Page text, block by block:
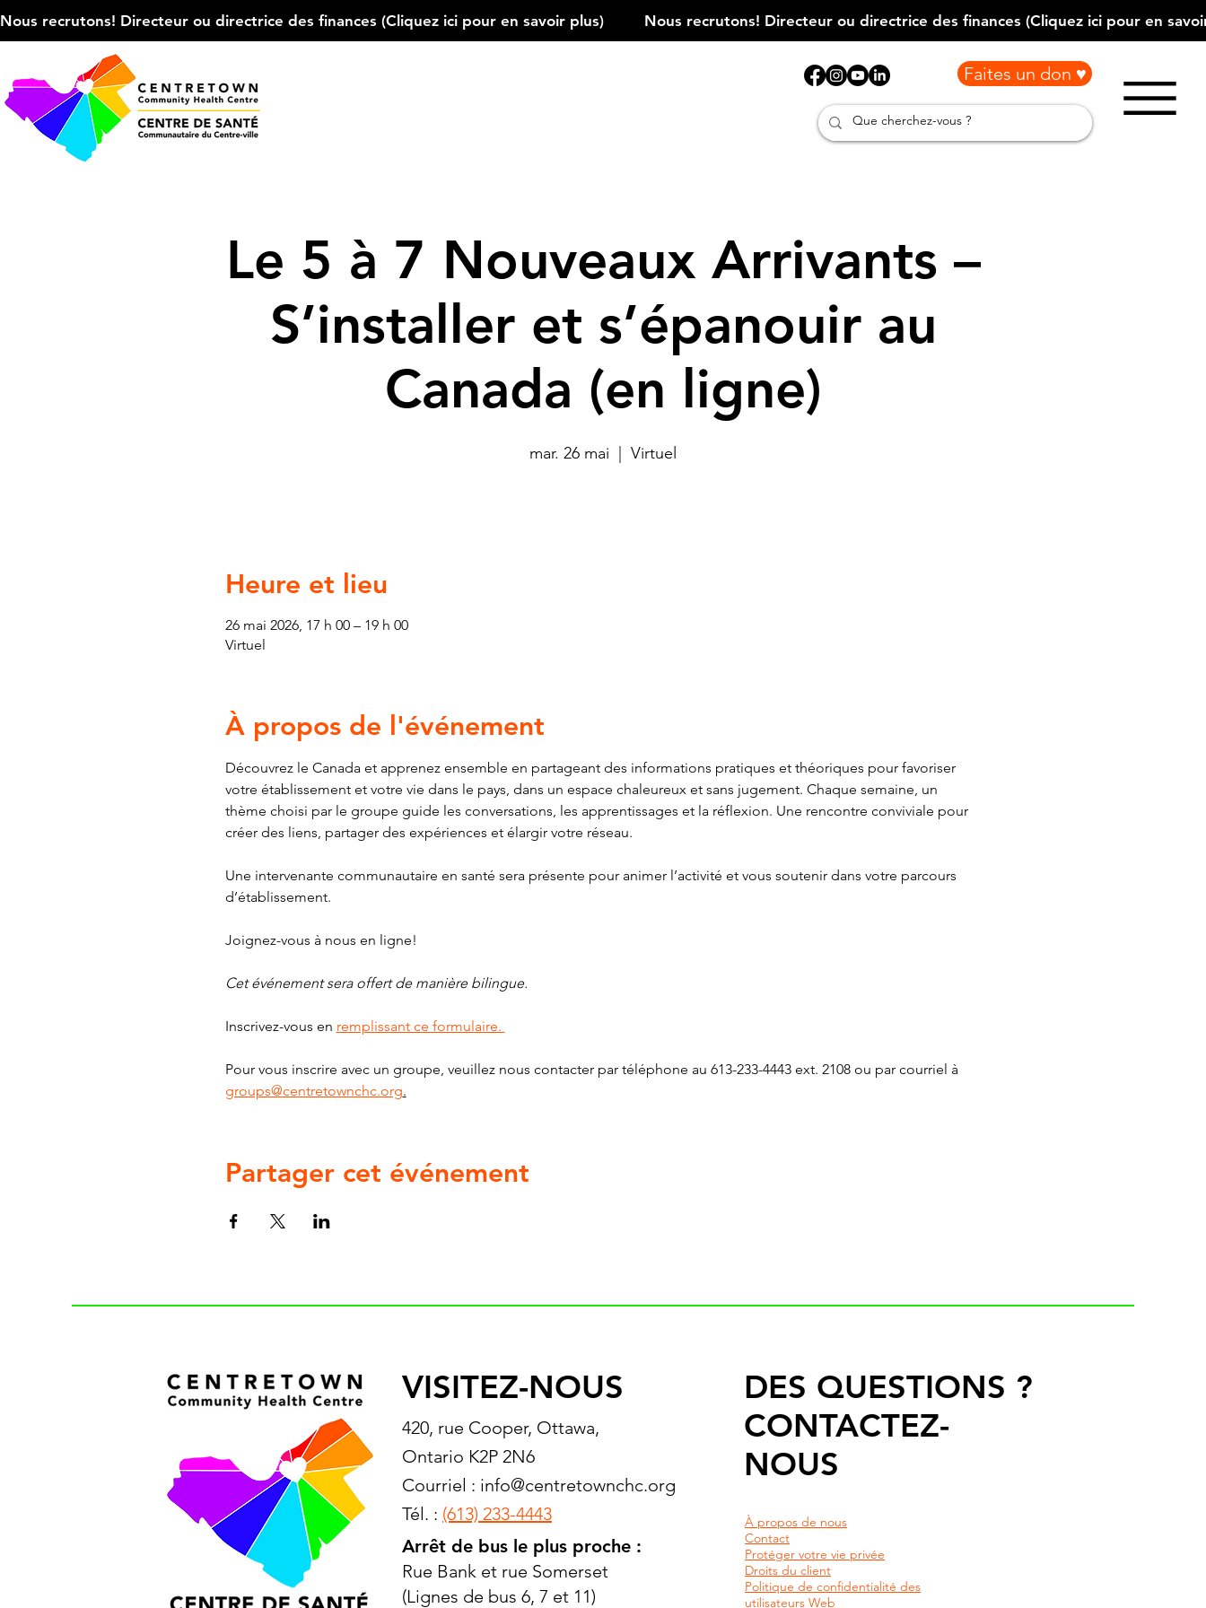
Nous recrutons! Directeur ou directrice des finances (Cliquez ici pour en savoir plus)
Faites un don ♥
Le 5 à 7 Nouveaux Arrivants –
S’installer et s’épanouir au
Canada (en ligne)
mar. 26 mai Virtuel
Heure et lieu
26 mai 2026, 17 h 00 – 19 h 00
Virtuel
À propos de l'événement
Découvrez le Canada et apprenez ensemble en partageant des informations pratiques et théoriques pour favoriser
votre établissement et votre vie dans le pays, dans un espace chaleureux et sans jugement. Chaque semaine, un
thème choisi par le groupe guide les conversations, les apprentissages et la réflexion. Une rencontre conviviale pour
créer des liens, partager des expériences et élargir votre réseau.
Une intervenante communautaire en santé sera présente pour animer l’activité et vous soutenir dans votre parcours
d’établissement.
Joignez-vous à nous en ligne!
Cet événement sera offert de manière bilingue.
Inscrivez-vous en remplissant ce formulaire.
Pour vous inscrire avec un groupe, veuillez nous contacter par téléphone au 613-233-4443 ext. 2108 ou par courriel à
groups@centretownchc.org.
Partager cet événement
VISITEZ-NOUS
420, rue Cooper, Ottawa,
Ontario K2P 2N6
Courriel : info@centretownchc.org
Tél. : (613) 233-4443
Arrêt de bus le plus proche :
Rue Bank et rue Somerset
(Lignes de bus 6, 7 et 11)
DES QUESTIONS ?
CONTACTEZ-
NOUS
À propos de nous
Contact
Protéger votre vie privée
Droits du client
Politique de confidentialité des
utilisateurs Web